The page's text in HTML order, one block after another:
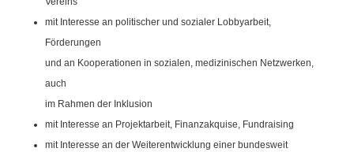
mit Interesse an politischer und sozialer Lobbyarbeit,
Förderungen
und an Kooperationen in sozialen, medizinischen Netzwerken,
auch
im Rahmen der Inklusion
mit Interesse an Projektarbeit, Finanzakquise, Fundraising
mit Interesse an der Weiterentwicklung einer bundesweit